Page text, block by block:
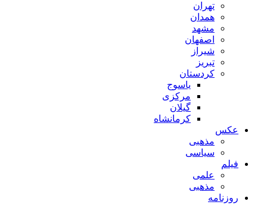
تهران
همدان
مشهد
اصفهان
شیراز
تبریز
کردستان
یاسوج
مرکزی
گیلان
کرمانشاه
عکس
مذهبی
سیاسی
فیلم
علمی
مذهبی
روزنامه